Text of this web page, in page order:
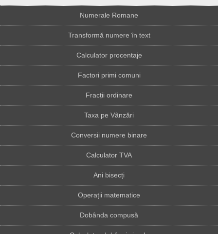
Numerale Romane
Transformă numere în text
Calculator procentaje
Factori primi comuni
Fracții ordinare
Taxa pe Vânzări
Conversii numere binare
Calculator TVA
Ani bisecți
Operații matematice
Dobânda compusă